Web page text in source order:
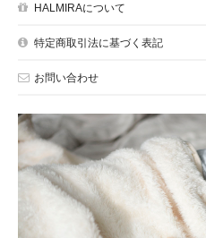
HALMIRAについて
特定商取引法に基づく表記
お問い合わせ